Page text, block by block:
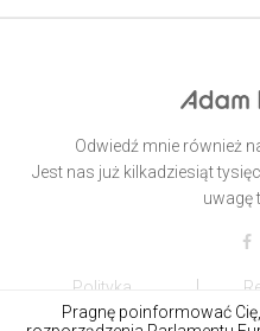
Pragnę poinformować
Odwiedź mnie również
Jest nas już kilkadziesiąt
uwagę
Polityka
prywatności